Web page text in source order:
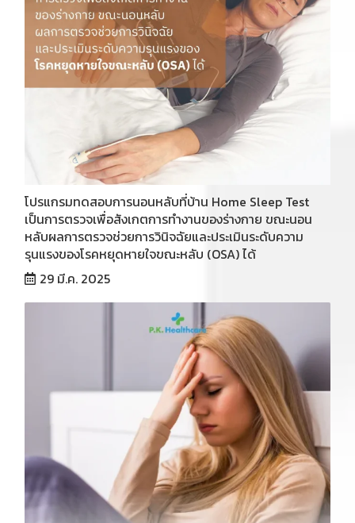
โปรแกรมทดสอบการนอนหลับที่บ้าน Home Sleep Test
เป็นการตรวจเพื่อสังเกตการทำงานของร่างกาย ขณะนอน
หลับผลการตรวจช่วยการวินิจฉัยและประเมินระดับความ
รุนแรงของโรคหยุดหายใจขณะหลับ (OSA) ได้
29 มี.ค. 2025